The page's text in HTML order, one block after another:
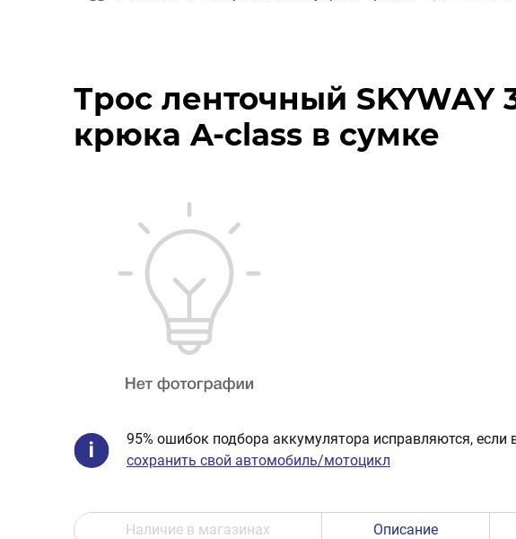
Трос ленточный SKYWAY
крюка A-class в сумке
95% ошибок подбора аккумулятора исправляются, если
сохранить свой автомобиль/мотоцикл
Наличие в магазинах Описание